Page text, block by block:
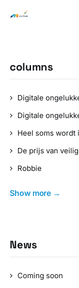
columns
Digitale
Digitale
Heel soms wordt
De prijs van
Robbie
Show more →
News
Coming soon